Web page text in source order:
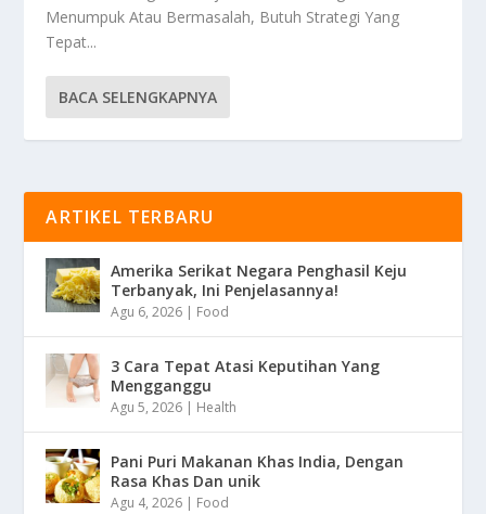
Menumpuk Atau Bermasalah, Butuh Strategi Yang
Tepat...
BACA SELENGKAPNYA
ARTIKEL TERBARU
Amerika Serikat Negara Penghasil Keju
Terbanyak, Ini Penjelasannya!
Agu 6, 2026 Food
3 Cara Tepat Atasi Keputihan Yang
Mengganggu
Agu 5, 2026 Health
Pani Puri Makanan Khas India, Dengan
Rasa Khas Dan unik
Agu 4, 2026 Food